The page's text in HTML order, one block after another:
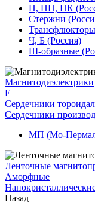
П, ПП, ПК
Стержни
Ч, Б (Россия)
Ш-образные
Магнитодиэлектрики
E
Сердечники
Сердечники
МП (Мо-
Ленточные
Аморфные
Назад